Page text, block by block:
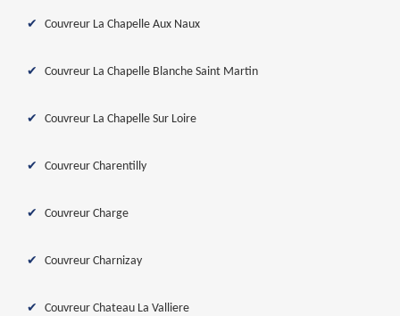
Couvreur La Chapelle Aux Naux
Couvreur La Chapelle Blanche Saint Martin
Couvreur La Chapelle Sur Loire
Couvreur Charentilly
Couvreur Charge
Couvreur Charnizay
Couvreur Chateau La Valliere